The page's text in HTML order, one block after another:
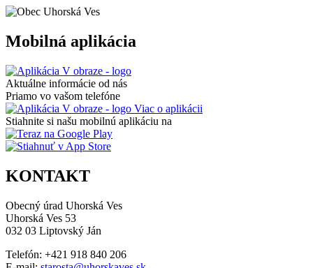
Mobilná aplikácia
Aktuálne informácie od nás
Priamo vo vašom telefóne
Viac o aplikácii
Stiahnite si našu mobilnú aplikáciu na
KONTAKT
Obecný úrad Uhorská Ves
Uhorská Ves 53
032 03 Liptovský Ján
Telefón: +421 918 840 206